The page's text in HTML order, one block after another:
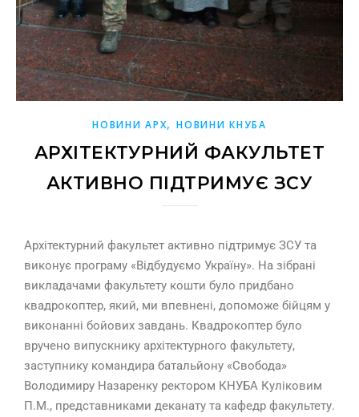
НОВИНИ АРХ,НОВИНИ КНУБА
АРХІТЕКТУРНИЙ ФАКУЛЬТЕТ
АКТИВНО ПІДТРИМУЄ ЗСУ
Архітектурний факультет активно підтримує ЗСУ та
виконує програму «Відбудуємо Україну». На зібрані
викладачами факультету кошти було придбано
квадрокоптер, який, ми впевнені, допоможе бійцям у
виконанні бойових завдань. Квадрокоптер було
вручено випускнику архітектурного факультету,
заступнику командира батальйону «Свобода»
Володимиру Назаренку ректором КНУБА Куліковим
П.М., представниками деканату та кафедр факультету.